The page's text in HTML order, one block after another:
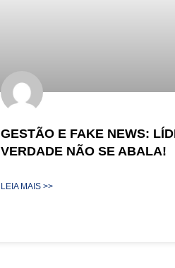
GESTÃO E FAKE NEWS:
VERDADE NÃO SE ABALA!
LEIA MAIS >>